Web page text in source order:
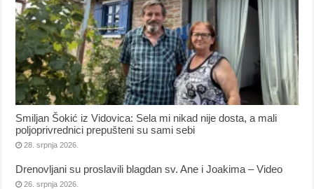
Smiljan Šokić iz Vidovica: Sela mi nikad nije dosta, a mali
poljoprivrednici prepušteni su sami sebi
28. srpnja 2026.
Drenovljani su proslavili blagdan sv. Ane i Joakima – Video
26. srpnja 2026.